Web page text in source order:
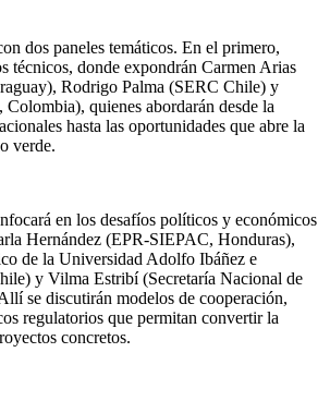
dos paneles temáticos. En el primero,
técnicos, donde expondrán Carmen Arias
Rodrigo Palma (SERC Chile) y
quienes abordarán desde la
hasta las oportunidades que abre la
verde.
en los desafíos políticos y económicos
Hernández (EPR-SIEPAC, Honduras),
de la Universidad Adolfo Ibáñez e
y Vilma Estribí (Secretaría Nacional de
se discutirán modelos de cooperación,
regulatorios que permitan convertir la
concretos.